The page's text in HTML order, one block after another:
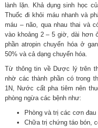
lành lặn. Khả dụng sinh học
Thuốc đi khỏi máu nhanh và
máu – não, qua nhau thai và
vào khoảng 2 – 5 giờ, dài hơn
phần atropin chuyển hóa ở
50% và cả dạng chuyển hóa.
Từ thông tin về Dược lý trên
nhờ các thành phần có trong
1N, Nước cất pha tiêm nên
phòng ngừa các bệnh như:
Phòng và trị các cơn
Chữa trị chứng táo bón,